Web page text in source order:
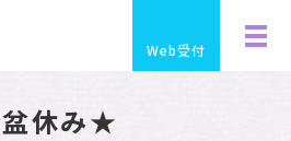
Web受付
休み★